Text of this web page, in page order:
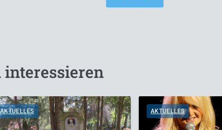
interessieren
AKTUELLES AKTUELLES